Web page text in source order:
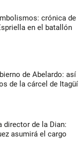
crónica de
en el batallón
de Abelardo: así
de la cárcel de Itagüí
director de la Dian:
asumirá el cargo